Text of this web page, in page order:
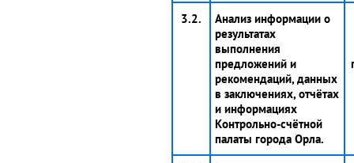
3.2.
Анализ информации о
результатах
выполнения
предложений и
рекомендаций, данных
в заключениях, отчётах
и информациях
Контрольно-счётной
палаты города Орла.